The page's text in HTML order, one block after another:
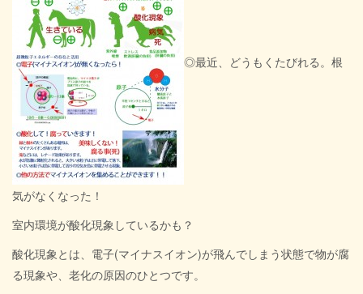
◎最近、どうもくたびれる。根
気がなくなった！
室内環境が酸化現象しているかも？
酸化現象とは、電子(マイナスイオン)が飛んでしまう状態で物が腐
る現象や、老化の原因のひとつです。